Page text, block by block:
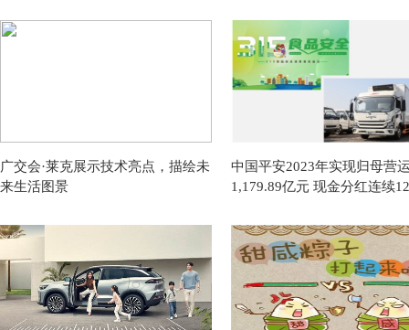
广交会·莱克展示技术亮点，描绘未
来生活图景
中国平安2023年实现归母营
1,179.89亿元 现金分红连续